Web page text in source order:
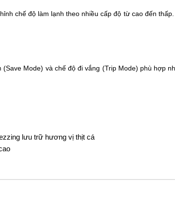
chế độ làm lạnh theo nhiều cấp độ từ cao đến
Mode) và chế độ đi vắng (Trip Mode) phù hợp
lưu trữ hương vị thịt cá